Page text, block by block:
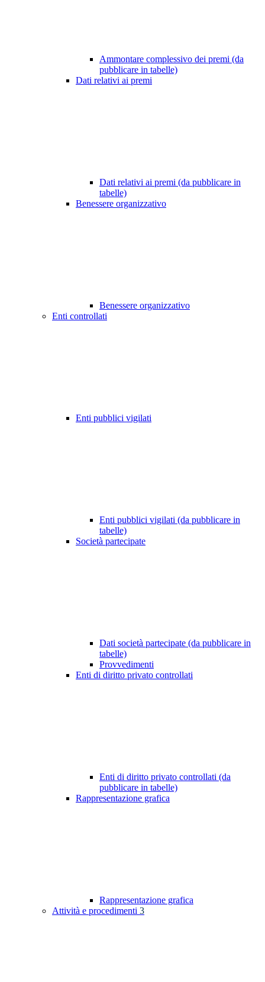
Ammontare complessivo dei premi (da
pubblicare in tabelle)
Dati relativi ai premi
Dati relativi ai premi (da pubblicare in
tabelle)
Benessere organizzativo
Benessere organizzativo
Enti controllati
Enti pubblici vigilati
Enti pubblici vigilati (da pubblicare in
tabelle)
Società partecipate
Dati società partecipate (da pubblicare in
tabelle)
Provvedimenti
Enti di diritto privato controllati
Enti di diritto privato controllati (da
pubblicare in tabelle)
Rappresentazione grafica
Rappresentazione grafica
Attività e procedimenti 3